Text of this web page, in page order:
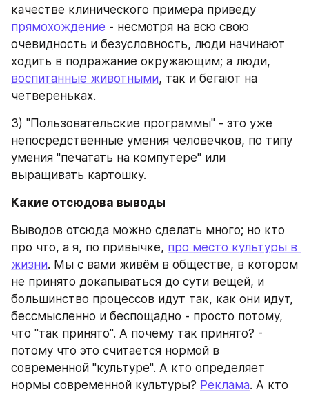
прямохождение - несмотря на всю свою
очевидность и безусловность, люди начинают
воспитанные животными, так и бегают на
четвереньках.
3) "Пользовательские программы" - это уже
непосредственные умения человечков, по типу
умения "печатать на компутере" или
выращивать картошку.
Какие отсюдова выводы
Выводов отсюда можно сделать много; но кто
про что, а я, по привычке, про место культуры в
жизни. Мы с вами живём в обществе, в котором
не принято докапываться до сути вещей, и
большинство процессов идут так, как они идут,
бессмысленно и беспощадно - просто потому,
что "так принято". А почему так принято? -
потому что это считается нормой в
современной "культуре". А кто определяет
нормы современной культуры? Реклама. А кто